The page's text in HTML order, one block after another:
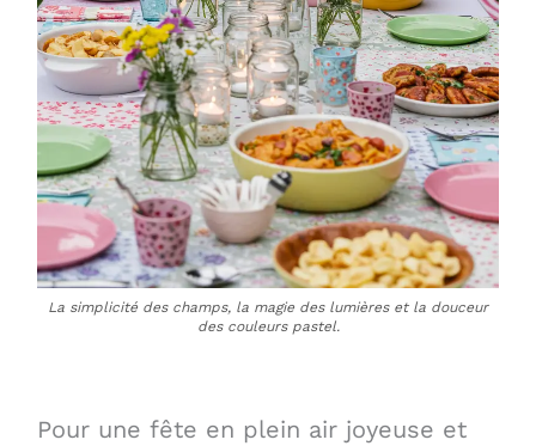
La simplicité des champs, la magie des lumières et la douceur
des couleurs pastel.
Pour une fête en plein air joyeuse et